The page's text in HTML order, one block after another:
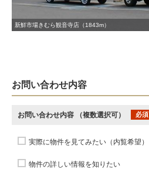
新鮮市場きむら観音寺店（1843m）
お問い合わせ内容
お問い合わせ内容 （複数選択可） 必須
実際に物件を見てみたい（内覧希望）
物件の詳しい情報を知りたい